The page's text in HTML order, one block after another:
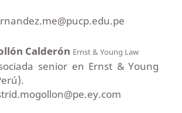
Calderón Ernst & Young Law
senior en Ernst & Young